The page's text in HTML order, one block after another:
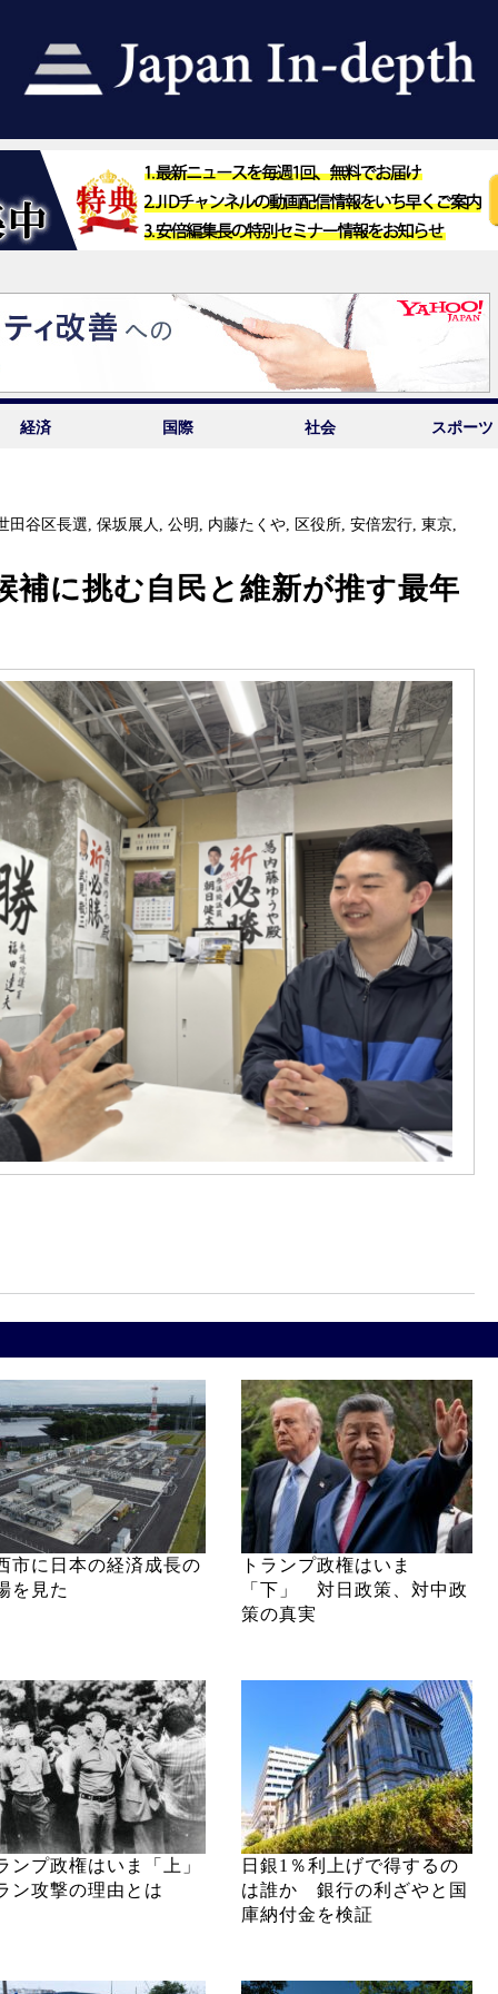
経済 国際 社会 スポーツ
田谷区長選,保坂展人 ,公明 , 内藤たくや, 区役所,安倍宏行,東京,
に挑む自民と維新が推す最年
市に日本の経済成長の
を見た
トランプ政権はいま
「下」 対日政策、対中政
策の真実
ンプ政権はいま「上」
ン攻撃の理由とは
日銀1％利上げで得するの
は誰か 銀行の利ざやと国
庫納付金を検証